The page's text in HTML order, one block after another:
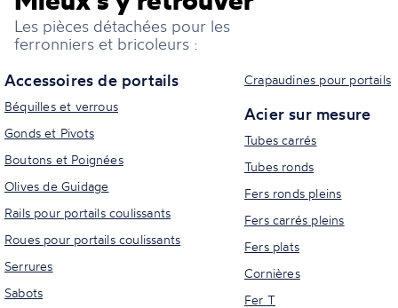
Les pièces détachées pour les
ferronniers et bricoleurs :
Accessoires de portails
Béquilles et verrous
Gonds et Pivots
Boutons et Poignées
Olives de Guidage
Rails pour portails coulissants
Roues pour portails coulissants
Serrures
Sabots
Crapaudines pour portails
Acier sur mesure
Tubes carrés
Tubes ronds
Fers ronds pleins
Fers carrés pleins
Fers plats
Cornières
Fer T